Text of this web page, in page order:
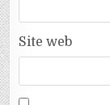
Site web